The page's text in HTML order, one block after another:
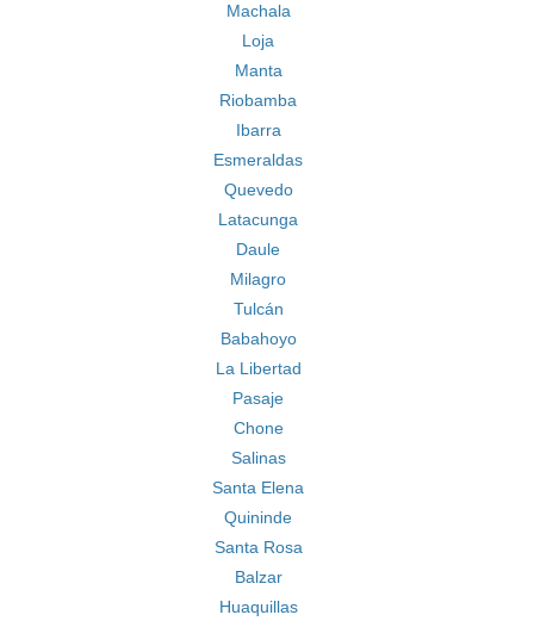
Machala
Loja
Manta
Riobamba
Ibarra
Esmeraldas
Quevedo
Latacunga
Daule
Milagro
Tulcán
Babahoyo
La Libertad
Pasaje
Chone
Salinas
Santa Elena
Quininde
Santa Rosa
Balzar
Huaquillas